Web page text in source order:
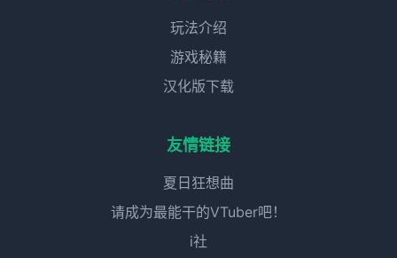
玩法介绍
游戏秘籍
汉化版下载
友情链接
夏日狂想曲
请成为最能干的VTuber吧！
i社